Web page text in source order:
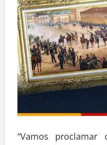
“Vamos